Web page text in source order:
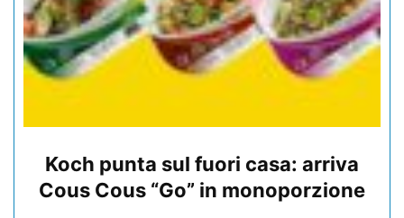
Koch punta sul fuori casa: arriva
Cous Cous “Go” in monoporzione